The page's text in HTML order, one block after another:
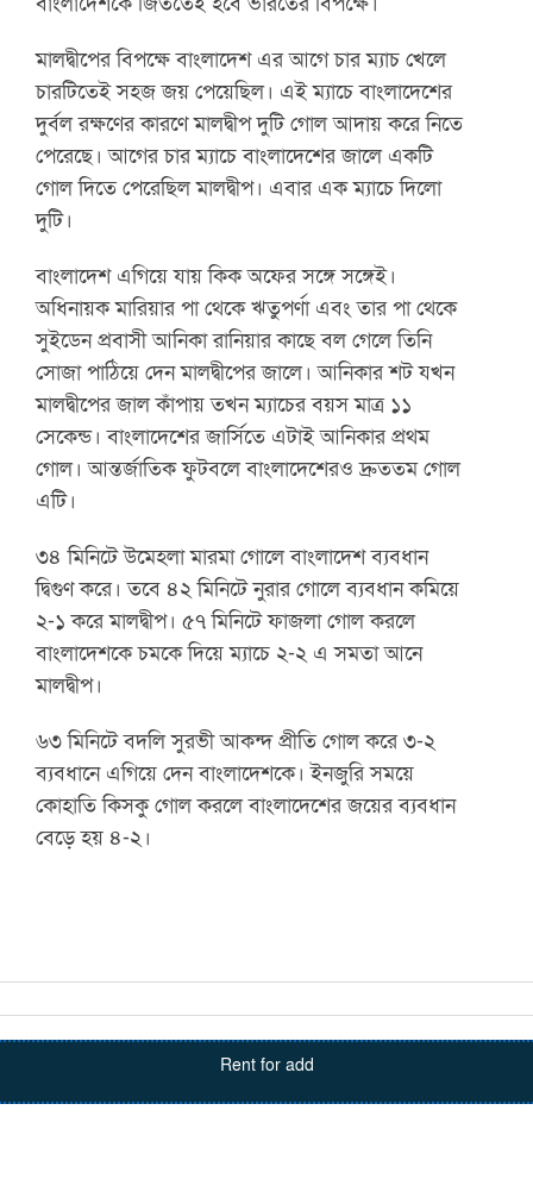
মালদ্বীপের বিপক্ষে বাংলাদেশ এর আগে চার ম্যাচ খেলে
চারটিতেই সহজ জয় পেয়েছিল। এই ম্যাচে বাংলাদেশের
দুর্বল রক্ষণের কারণে মালদ্বীপ দুটি গোল আদায় করে নিতে
পেরেছে। আগের চার ম্যাচে বাংলাদেশের জালে একটি
গোল দিতে পেরেছিল মালদ্বীপ। এবার এক ম্যাচে দিলো
দুটি।
বাংলাদেশ এগিয়ে যায় কিক অফের সঙ্গে সঙ্গেই।
অধিনায়ক মারিয়ার পা থেকে ঋতুপর্ণা এবং তার পা থেকে
সুইডেন প্রবাসী আনিকা রানিয়ার কাছে বল গেলে তিনি
সোজা পাঠিয়ে দেন মালদ্বীপের জালে। আনিকার শট যখন
মালদ্বীপের জাল কাঁপায় তখন ম্যাচের বয়স মাত্র ১১
সেকেন্ড। বাংলাদেশের জার্সিতে এটাই আনিকার প্রথম
গোল। আন্তর্জাতিক ফুটবলে বাংলাদেশেরও দ্রুততম গোল
এটি।
৩৪ মিনিটে উমেহলা মারমা গোলে বাংলাদেশ ব্যবধান
দ্বিগুণ করে। তবে ৪২ মিনিটে নুরার গোলে ব্যবধান কমিয়ে
২-১ করে মালদ্বীপ। ৫৭ মিনিটে ফাজলা গোল করলে
বাংলাদেশকে চমকে দিয়ে ম্যাচে ২-২ এ সমতা আনে
মালদ্বীপ।
৬৩ মিনিটে বদলি সুরভী আকন্দ প্রীতি গোল করে ৩-২
ব্যবধানে এগিয়ে দেন বাংলাদেশকে। ইনজুরি সময়ে
কোহাতি কিসকু গোল করলে বাংলাদেশের জয়ের ব্যবধান
বেড়ে হয় ৪-২।
Rent for add